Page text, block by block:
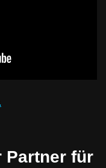
Partner für